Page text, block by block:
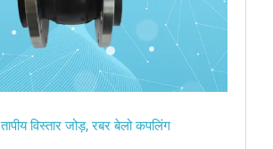
संयुक्त विघटन
तापीय विस्तार जोड़,रबर बेलो कपलिंग